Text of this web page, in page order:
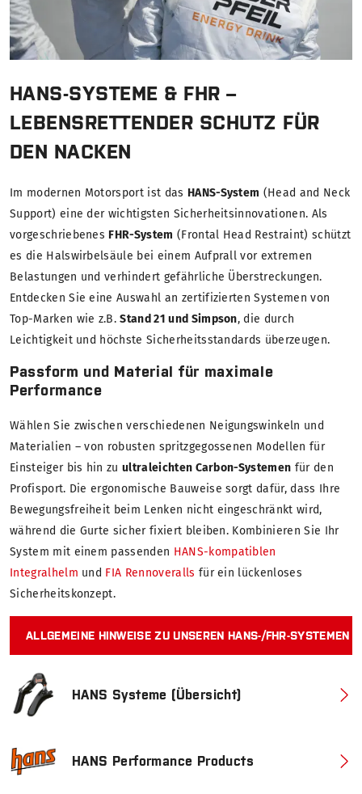
HANS-SYSTEME & FHR –
LEBENSRETTENDER SCHUTZ FÜR
DEN NACKEN
Im modernen Motorsport ist das HANS-System (Head and Neck
Support) eine der wichtigsten Sicherheitsinnovationen. Als
vorgeschriebenes FHR-System (Frontal Head Restraint) schützt
es die Halswirbelsäule bei einem Aufprall vor extremen
Belastungen und verhindert gefährliche Überstreckungen.
Entdecken Sie eine Auswahl an zertifizierten Systemen von
Top-Marken wie z.B.Stand 21 und Simpson, die durch
Leichtigkeit und höchste Sicherheitsstandards überzeugen.
Passform und Material für maximale
Performance
Wählen Sie zwischen verschiedenen Neigungswinkeln und
Materialien – von robusten spritzgegossenen Modellen für
Einsteiger bis hin zuultraleichten Carbon-Systemen für den
Profisport. Die ergonomische Bauweise sorgt dafür, dass Ihre
Bewegungsfreiheit beim Lenken nicht eingeschränkt wird,
während die Gurte sicher fixiert bleiben. Kombinieren Sie Ihr
System mit einem passenden HANS-kompatiblen
Integralhelm und FIA Rennoveralls für ein lückenloses
Sicherheitskonzept.
ALLGEMEINE HINWEISE ZU UNSEREN HANS-/FHR-SYSTEMEN
HANS Systeme (Übersicht)
HANS Performance Products